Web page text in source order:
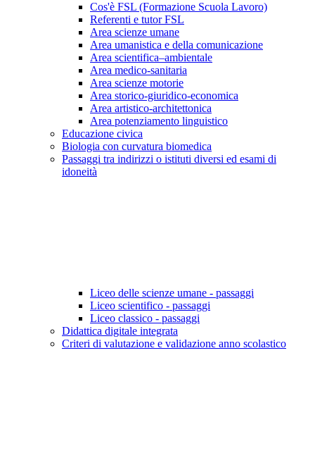
Cos'è FSL (Formazione Scuola Lavoro)
Referenti e tutor FSL
Area scienze umane
Area umanistica e della comunicazione
Area scientifica–ambientale
Area medico-sanitaria
Area scienze motorie
Area storico-giuridico-economica
Area artistico-architettonica
Area potenziamento linguistico
Educazione civica
Biologia con curvatura biomedica
Passaggi tra indirizzi o istituti diversi ed esami di
idoneità
Liceo delle scienze umane - passaggi
Liceo scientifico - passaggi
Liceo classico - passaggi
Didattica digitale integrata
Criteri di valutazione e validazione anno scolastico